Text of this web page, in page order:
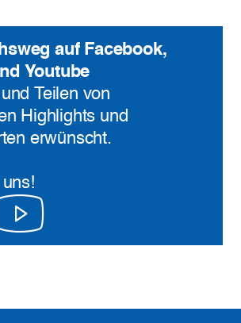
auf Facebook,
Youtube
Teilen von
Highlights und
erwünscht.